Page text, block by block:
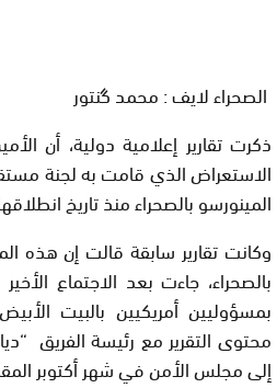
الصحراء لايف : محمد گنتور
ذكرت تقارير إعلامية دولية، أن
الاستعراض الذي قامت به لجنة
المينورسو بالصحراء منذ تاريخ انطلاقها
وكانت تقارير سابقة قالت إن هذه
بالصحراء، جاءت بعد الاجتماع
بمسؤوليين أمريكيين بالبيت
محتوى التقرير مع رئيسة الفريق
إلى مجلس الأمن في شهر أكتوبر